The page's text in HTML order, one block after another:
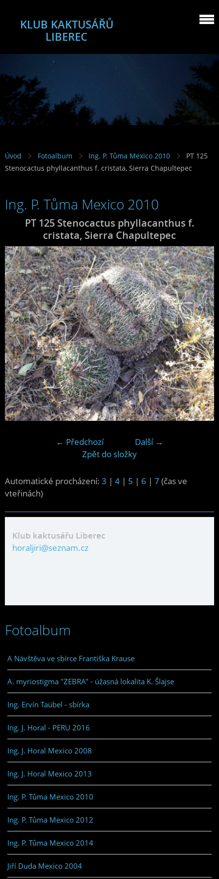
KLUB KAKTUSÁŘŮ
LIBEREC
Úvod Fotoalbum Ing. P. Tůma Mexico 2010
PT 125
Stenocactus phyllacanthus f. cristata, Sierra Chapultepec
Ing. P. Tůma Mexico 2010
PT 125 Stenocactus phyllacanthus f.
cristata, Sierra Chapultepec
← Předchozí
Další →
Zpět do složky
Automatické procházení: 3 | 4 | 5 | 6 | 7 (čas ve
vteřinách)
Klub kaktusářu Liberec
horaljiri@seznam.cz
Fotoalbum
A Návštěva ve sbírce Františka Krause
A. myriostigma "ZEBRA" - úžasná lokalita K. Šlajse
Ing. Ervín Taübel - sbírka
Ing. J. Horal - PERU 2016
Ing. J. Horal Mexico 2008
Ing. J. Horal Mexico 2013
Ing. P. Tůma Mexico 2010
Ing. P. Tůma Mexico 2012
Ing. P. Tůma Mexico 2014
Jiří Duda Mexico 2004